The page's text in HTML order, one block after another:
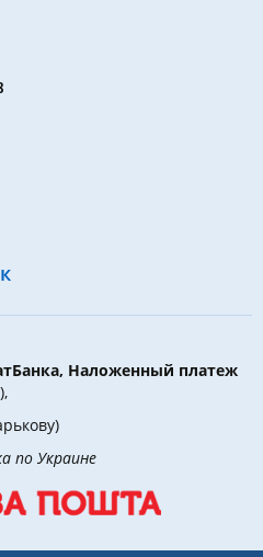
Наложенный платеж
по Украине